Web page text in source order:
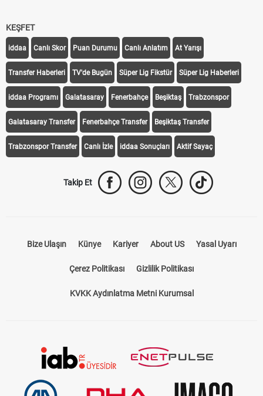
KEŞFET
iddaa Canlı Skor Puan Durumu Canlı Anlatım At Yarışı
Transfer Haberleri TV'de Bugün Süper Lig Fikstür Süper Lig Haberleri
iddaa Programı Galatasaray Fenerbahçe Beşiktaş Trabzonspor
Galatasaray Transfer Fenerbahçe Transfer Beşiktaş Transfer
Trabzonspor Transfer Canlı İzle iddaa Sonuçları Aktif Sayaç
Takip Et
Bize Ulaşın Künye Kariyer About US Yasal Uyarı
Çerez Politikası Gizlilik Politikası
KVKK Aydınlatma Metni Kurumsal